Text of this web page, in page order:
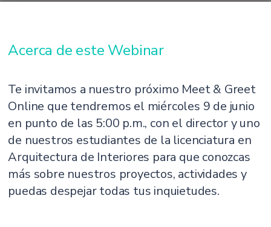
Acerca de este Webinar
Te invitamos a nuestro próximo Meet & Greet
Online que tendremos el miércoles 9 de junio
en punto de las 5:00 p.m., con el director y uno
de nuestros estudiantes de la licenciatura en
Arquitectura de Interiores para que conozcas
más sobre nuestros proyectos, actividades y
puedas despejar todas tus inquietudes.